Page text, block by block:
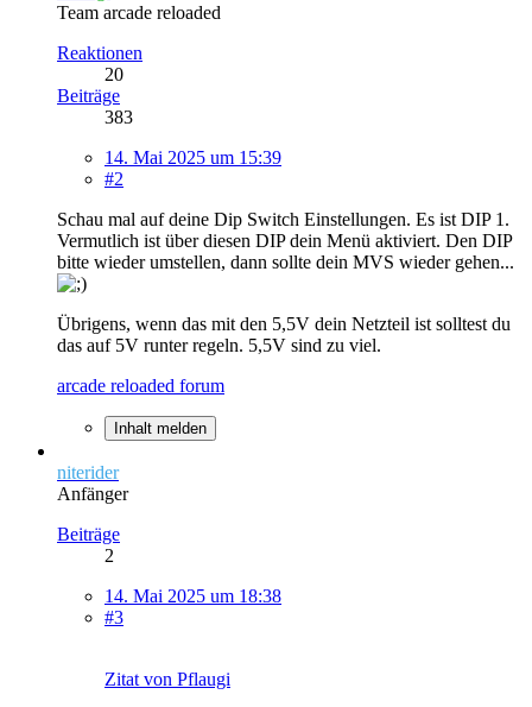
Team arcade reloaded
Reaktionen
20
Beiträge
383
14. Mai 2025 um 15:39
#2
Schau mal auf deine Dip Switch Einstellungen. Es ist DIP 1.
Vermutlich ist über diesen DIP dein Menü aktiviert. Den DIP
bitte wieder umstellen, dann sollte dein MVS wieder gehen...
Übrigens, wenn das mit den 5,5V dein Netzteil ist solltest du
das auf 5V runter regeln. 5,5V sind zu viel.
arcade reloaded forum
Inhalt melden
niterider
Anfänger
Beiträge
2
14. Mai 2025 um 18:38
#3
Zitat von Pflaugi